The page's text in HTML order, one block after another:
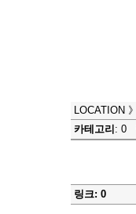
LOCATION 》
카테고리 : 0
링크: 0